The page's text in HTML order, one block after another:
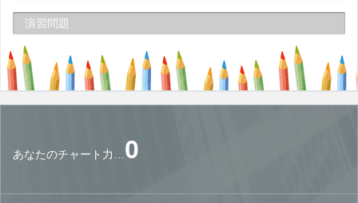
演習問題
あなたのチャート力… 0